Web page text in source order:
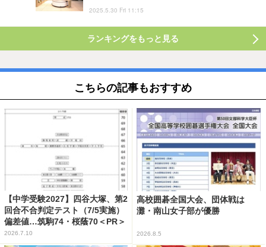
2025.5.30 Fri 11:15
ランキングをもっと見る
こちらの記事もおすすめ
【中学受験2027】四谷大塚、第2
回合不合判定テスト（7/5実施）
偏差値…筑駒74・桜蔭70＜PR＞
2026.7.10
高校囲碁全国大会、団体戦は
灘・南山女子部が優勝
2026.8.5